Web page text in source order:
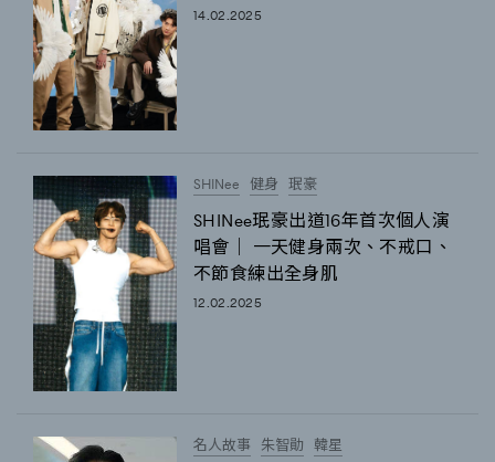
14.02.2025
SHINee 健身 珉豪
SHINee珉豪出道16年首次個人演
唱會｜ 一天健身兩次、不戒口、
不節食練出全身肌
12.02.2025
名人故事 朱智勛 韓星